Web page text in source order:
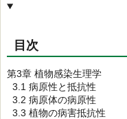
目次
第3章 植物感染生理学
3.1 病原性と抵抗性
3.2 病原体の病原性
3.3 植物の病害抵抗性